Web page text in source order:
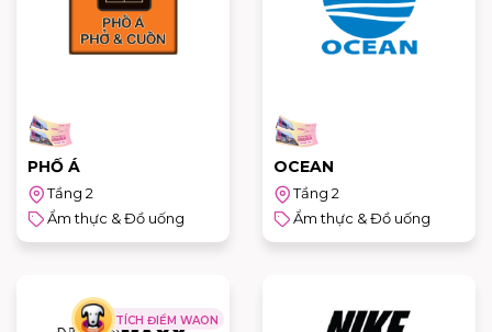
PHỐ Á
Tầng 2
Ẩm thực & Đồ uống
OCEAN
Tầng 2
Ẩm thực & Đồ uống
TÍCH ĐIỂM WAON